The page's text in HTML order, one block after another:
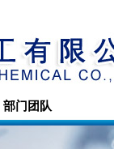
部门团队